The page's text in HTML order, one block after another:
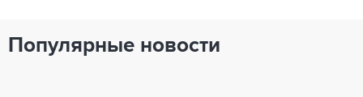
Популярные новости